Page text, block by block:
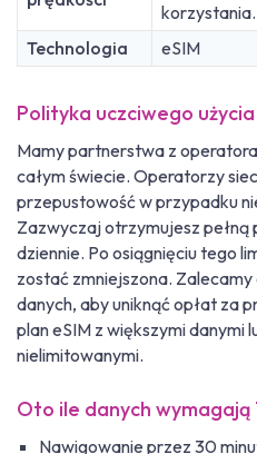
korzystania.
Technologia
eSIM
Polityka uczciwego użycia
Mamy partnerstwa z
całym świecie. Operatorzy
przepustowość w przypadku
Zazwyczaj otrzymujesz pełną
dziennie. Po osiągnięciu tego
zostać zmniejszona.
danych, aby uniknąć opłat za
plan eSIM z większymi danymi
nielimitowanymi.
Oto ile danych wymagają
Nawigowanie przez 30